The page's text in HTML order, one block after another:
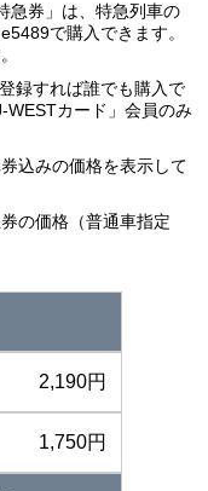
急券」は、特急列車の
で購入できます。
録すれば誰でも購入で
WESTカード」会員のみ
込みの価格を表示して
の価格（普通車指定
2,190円
1,750円